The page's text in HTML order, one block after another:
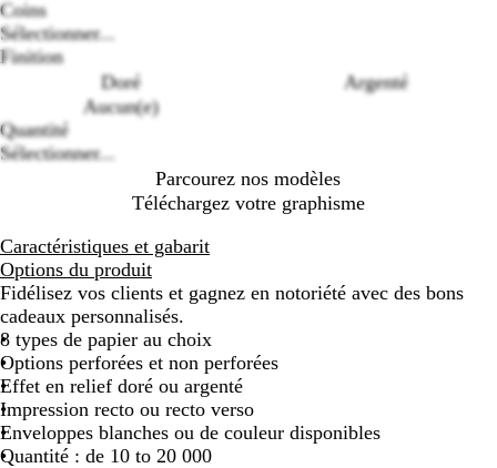
Coins
Sélectionner...
Finition
Doré
Argenté
Aucun(e)
Quantité
Sélectionner...
Parcourez nos modèles
Téléchargez votre graphisme
Caractéristiques et gabarit
Options du produit
Fidélisez vos clients et gagnez en notoriété avec des bons
cadeaux personnalisés.
8 types de papier au choix
Options perforées et non perforées
Effet en relief doré ou argenté
Impression recto ou recto verso
Enveloppes blanches ou de couleur disponibles
Quantité : de 10 to 20 000